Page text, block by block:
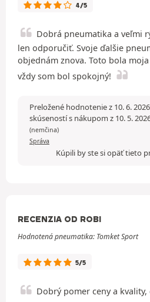
4/5
Dobrá pneumatika a veľmi
len odporučiť. Svoje ďalšie
objednám znova. Toto bola
vždy som bol spokojný!
Preložené hodnotenie z 10. 6.
skúseností s nákupom z 10. 5.
(nemčina)
Správa
Kúpili by ste si opäť tieto
RECENZIA OD ROBI
Hodnotená pneumatika: Tomket Sport
5/5
Dobrý pomer ceny a